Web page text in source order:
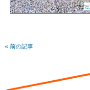
« 前の記事